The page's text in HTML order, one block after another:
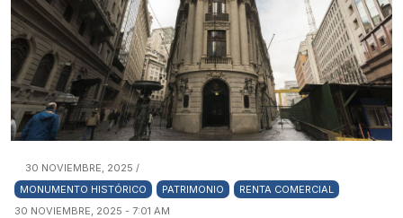
30 NOVIEMBRE, 2025 /
MONUMENTO HISTÓRICO
PATRIMONIO
RENTA COMERCIAL
30 NOVIEMBRE, 2025 - 7:01 AM